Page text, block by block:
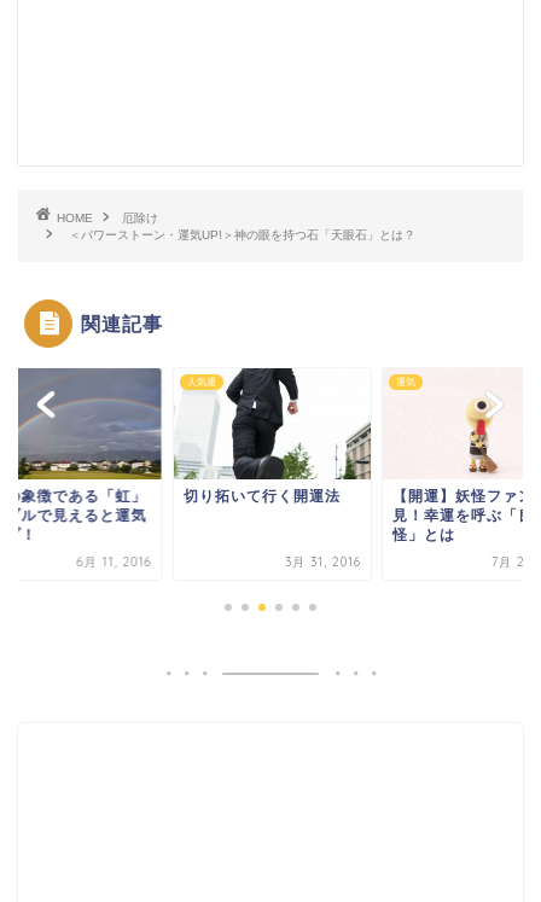
HOME
厄除け
＜パワーストーン・運気UP!＞神の眼を持つ石「天眼石」とは？
関連記事
の象徴である「虹」
ブルで見えると運気
！
6月 11, 2016
人気運
切り拓いて行く開運法
3月 31, 2016
運気
【開運】妖怪ファン
見！幸運を呼ぶ「良
怪」とは
7月 25,